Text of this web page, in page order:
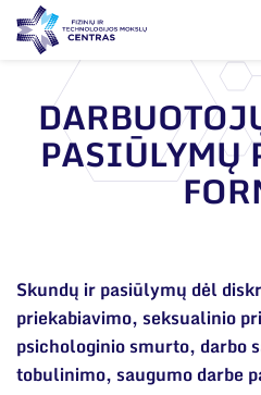
Apie mus
Dokumentai
Korupcijos
Duomenų
Struktūra
Moksliniai
Mokslo taryba
Renginiai
Tinklalaidės
Leidiniai
Bendri rekvizitai
PASIŪLYMŲ
Skundų ir pasiūlymų dėl
priekabiavimo, seksualinio
psichologinio smurto, darbo
tobulinimo, saugumo darbe